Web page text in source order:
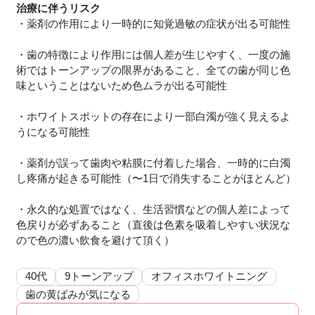
治療に伴うリスク
・薬剤の作用により一時的に知覚過敏の症状が出る可能性
・歯の特徴により作用には個人差が生じやすく、一度の施
術ではトーンアップの限界があること、全ての歯が同じ色
味ということはないため色ムラが出る可能性
・ホワイトスポットの存在により一部白濁が強く見えるよ
うになる可能性
・薬剤が誤って歯肉や粘膜に付着した場合、一時的に白濁
し疼痛が起きる可能性（〜1日で消失することがほとんど）
・永久的な処置ではなく、生活習慣などの個人差によって
色戻りが必ずあること（直後は色素を吸着しやすい状況な
ので色の濃い飲食を避けて頂く）
40代 9トーンアップ
オフィスホワイトニング
歯の黄ばみが気になる